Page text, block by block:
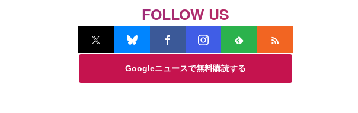
Googleニュースで無料購読する
FOLLOW US